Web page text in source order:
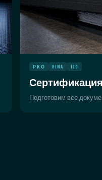
РКО RINA ISO
Сертификация
Подготовим все